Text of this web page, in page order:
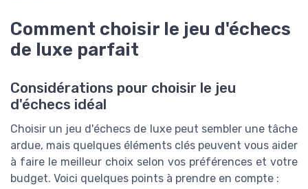
Comment choisir le jeu d'échecs
de luxe parfait
Considérations pour choisir le jeu
d'échecs idéal
Choisir un jeu d'échecs de luxe peut sembler une tâche
ardue, mais quelques éléments clés peuvent vous aider
à faire le meilleur choix selon vos préférences et votre
budget. Voici quelques points à prendre en compte :